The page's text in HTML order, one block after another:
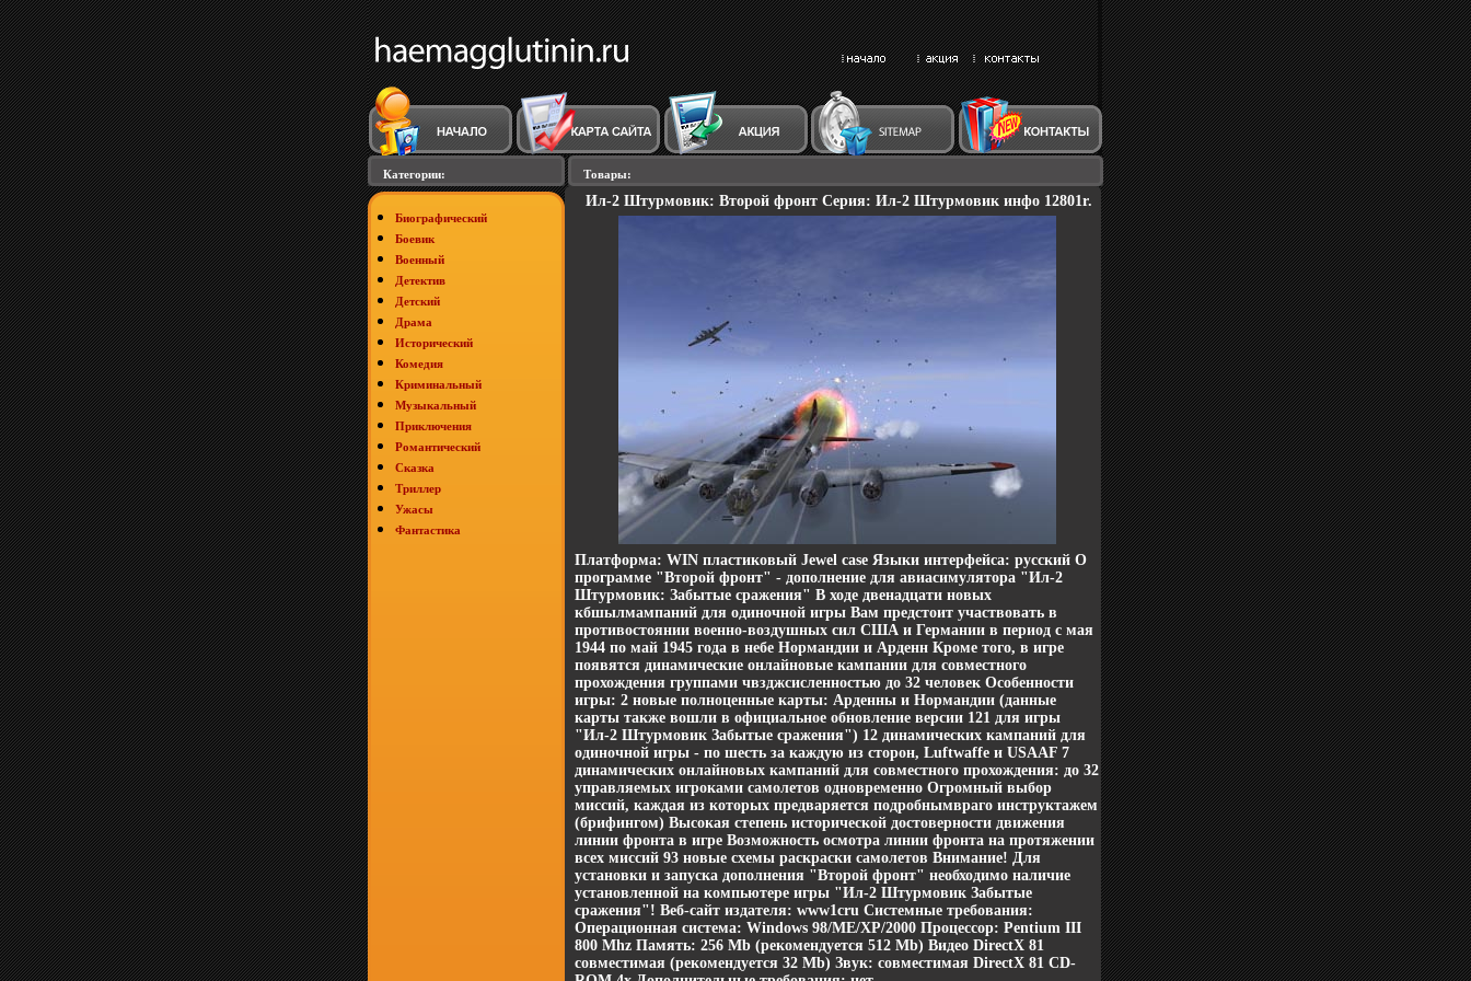
Категории:
Биографический
Боевик
Военный
Детектив
Детский
Драма
Исторический
Комедия
Криминальный
Музыкальный
Приключения
Романтический
Сказка
Триллер
Ужасы
Фантастика
Товары:
Ил-2 Штурмовик: Второй фронт Серия: Ил-2 Штурмовик инфо 12801r.
Платформа: WIN пластиковый Jewel case Языки интерфейса: русский О
программе "Второй фронт" - дополнение для авиасимулятора "Ил-2
Штурмовик: Забытые сражения" В ходе двенадцати новых
кбшылмампаний для одиночной игры Вам предстоит участвовать в
противостоянии военно-воздушных сил США и Германии в период с мая
1944 по май 1945 года в небе Нормандии и Арденн Кроме того, в игре
появятся динамические онлайновые кампании для совместного
прохождения группами чвзджсисленностью до 32 человек Особенности
игры: 2 новые полноценные карты: Арденны и Нормандии (данные
карты также вошли в официальное обновление версии 121 для игры
"Ил-2 Штурмовик Забытые сражения") 12 динамических кампаний для
одиночной игры - по шесть за каждую из сторон, Luftwaffe и USAAF 7
динамических онлайновых кампаний для совместного прохождения: до 32
управляемых игроками самолетов одновременно Огромный выбор
миссий, каждая из которых предваряется подробнымвраго инструктажем
(брифингом) Высокая степень исторической достоверности движения
линии фронта в игре Возможность осмотра линии фронта на протяжении
всех миссий 93 новые схемы раскраски самолетов Внимание! Для
установки и запуска дополнения "Второй фронт" необходимо наличие
установленной на компьютере игры "Ил-2 Штурмовик Забытые
сражения"! Веб-сайт издателя: www1cru Системные требования:
Операционная система: Windows 98/ME/XP/2000 Процессор: Pentium III
800 Mhz Память: 256 Mb (рекомендуется 512 Mb) Видео DirectX 81
совместимая (рекомендуется 32 Мb) Звук: совместимая DirectX 81 CD-